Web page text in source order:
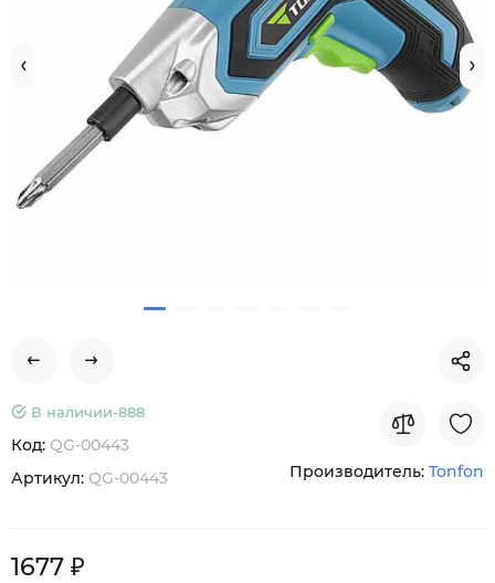
В наличии-888
Код: QG-00443
Артикул: QG-00443 Производитель: Tonfon
1677 ₽